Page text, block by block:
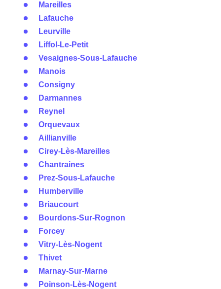
Mareilles
Lafauche
Leurville
Liffol-Le-Petit
Vesaignes-Sous-Lafauche
Manois
Consigny
Darmannes
Reynel
Orquevaux
Aillianville
Cirey-Lès-Mareilles
Chantraines
Prez-Sous-Lafauche
Humberville
Briaucourt
Bourdons-Sur-Rognon
Forcey
Vitry-Lès-Nogent
Thivet
Marnay-Sur-Marne
Poinson-Lès-Nogent